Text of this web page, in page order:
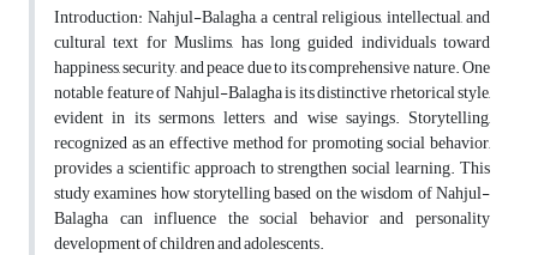
Introduction: Nahjul-Balagha, a central religious, intellectual, and
cultural text for Muslims, has long guided individuals toward
happiness, security, and peace due to its comprehensive nature. One
notable feature of Nahjul-Balagha is its distinctive rhetorical style,
evident in its sermons, letters, and wise sayings. Storytelling,
recognized as an effective method for promoting social behavior,
provides a scientific approach to strengthen social learning. This
study examines how storytelling based on the wisdom of Nahjul-
Balagha can influence the social behavior and personality
development of children and adolescents.